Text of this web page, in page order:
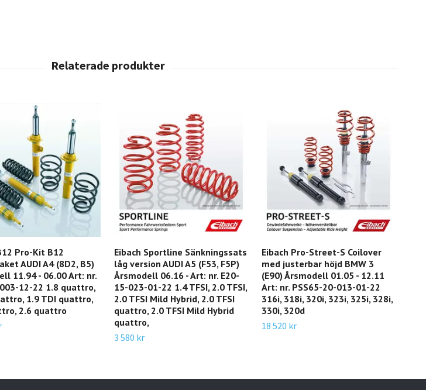
Pro-Kit B12
AUDI A4 (8D2, B5)
11.94 - 06.00 Art: nr.
12-22 1.8 quattro,
1.9 TDI quattro,
2.6 quattro
Eibach Sportline Sänkningssats
låg version AUDI A5 (F53, F5P)
Årsmodell 06.16 - Art: nr. E20-
15-023-01-22 1.4 TFSI, 2.0 TFSI,
2.0 TFSI Mild Hybrid, 2.0 TFSI
quattro, 2.0 TFSI Mild Hybrid
quattro,
3 580 kr
Eibach Pro-Street-S Coilover
med justerbar höjd BMW 3
(E90) Årsmodell 01.05 - 12.11
Art: nr. PSS65-20-013-01-22
316i, 318i, 320i, 323i, 325i, 328i,
330i, 320d
18 520 kr